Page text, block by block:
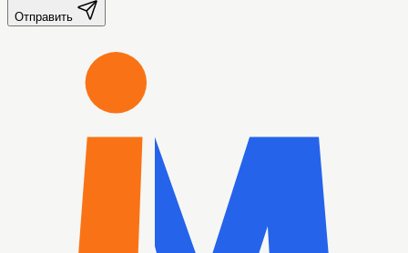
Отправить